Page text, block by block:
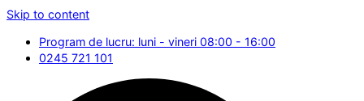
Skip to content
Program de lucru: luni - vineri 08:00 - 16:00
0245 721 101